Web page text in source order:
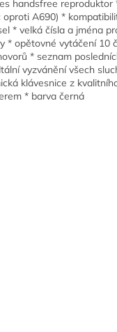
handsfree reproduktor
A690) *
* velká čísla a jména
* opětovné vytáčení 10
* seznam
vyzvánění všech
klávesnice z
* barva černá